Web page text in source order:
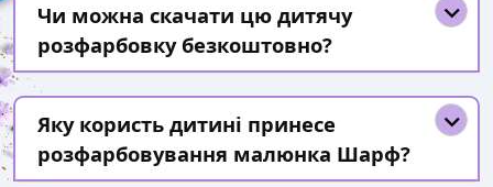
Чи можна скачати цю дитячу
розфарбовку безкоштовно?
Яку користь дитині принесе
розфарбовування малюнка Шарф?